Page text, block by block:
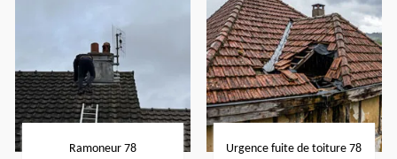
Ramoneur 78 Urgence fuite de toiture 78